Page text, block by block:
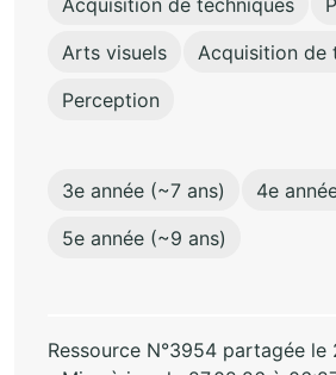
Arts visuels
Acquisition de
Perception
3e année (~7 ans)
4e
5e année (~9 ans)
Ressource N°3954 partagée le